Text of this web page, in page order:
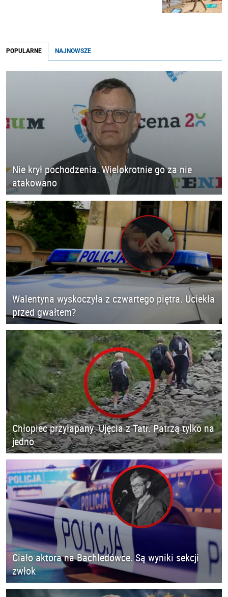
POPULARNE NAJNOWSZE
Nie krył pochodzenia. Wielokrotnie go za nie
atakowano
Walentyna wyskoczyła z czwartego piętra. Uciekła
przed gwałtem?
Chłopiec przyłapany. Ujęcia z Tatr. Patrzą tylko na
jedno
Ciało aktora na Bachledówce. Są wyniki sekcji
zwłok